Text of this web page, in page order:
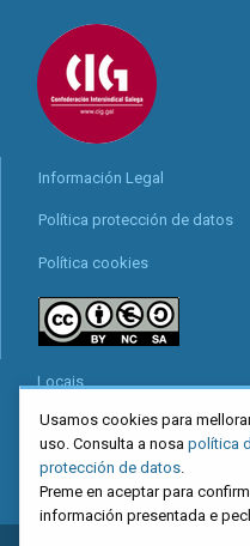
Información Legal
Política protección de datos
Política cookies
Locais
Mapa web
Redes sociais
Usamos cookies para
uso. Consulta a nosa política
protección de datos
Preme en aceptar para
información presentada e